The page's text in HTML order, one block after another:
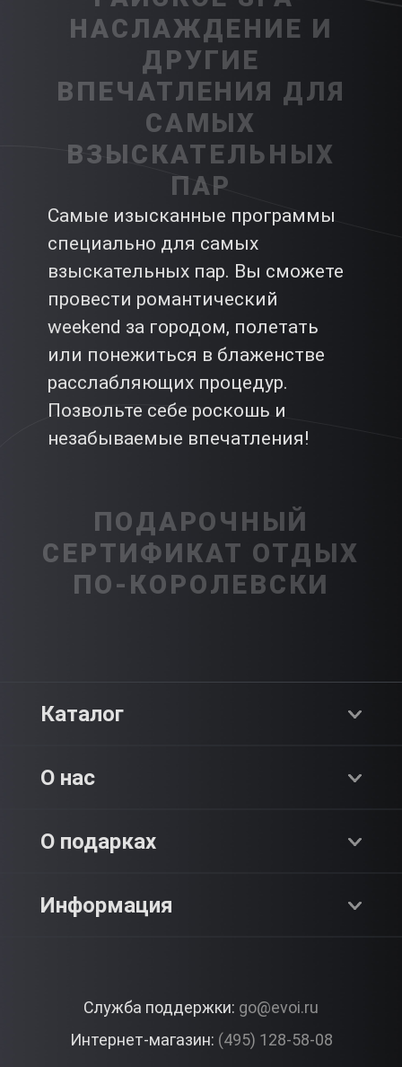
НАСЛАЖДЕНИЕ И
ДРУГИЕ
ВПЕЧАТЛЕНИЯ ДЛЯ
САМЫХ
ВЗЫСКАТЕЛЬНЫХ
ПАР
Самые изысканные программы
специально для самых
взыскательных пар. Вы сможете
провести романтический
weekend за городом, полетать
или понежиться в блаженстве
расслабляющих процедур.
Позвольте себе роскошь и
незабываемые впечатления!
ПОДАРОЧНЫЙ
СЕРТИФИКАТ ОТДЫХ
ПО-КОРОЛЕВСКИ
Каталог
Premium
О нас
О компании
Контакты
О подарках
Как это работает?
Вопросы и ответы
Информация
Корпоративные подарки
Служба поддержки: go@evoi.ru
Интернет-магазин: (495) 128-58-08